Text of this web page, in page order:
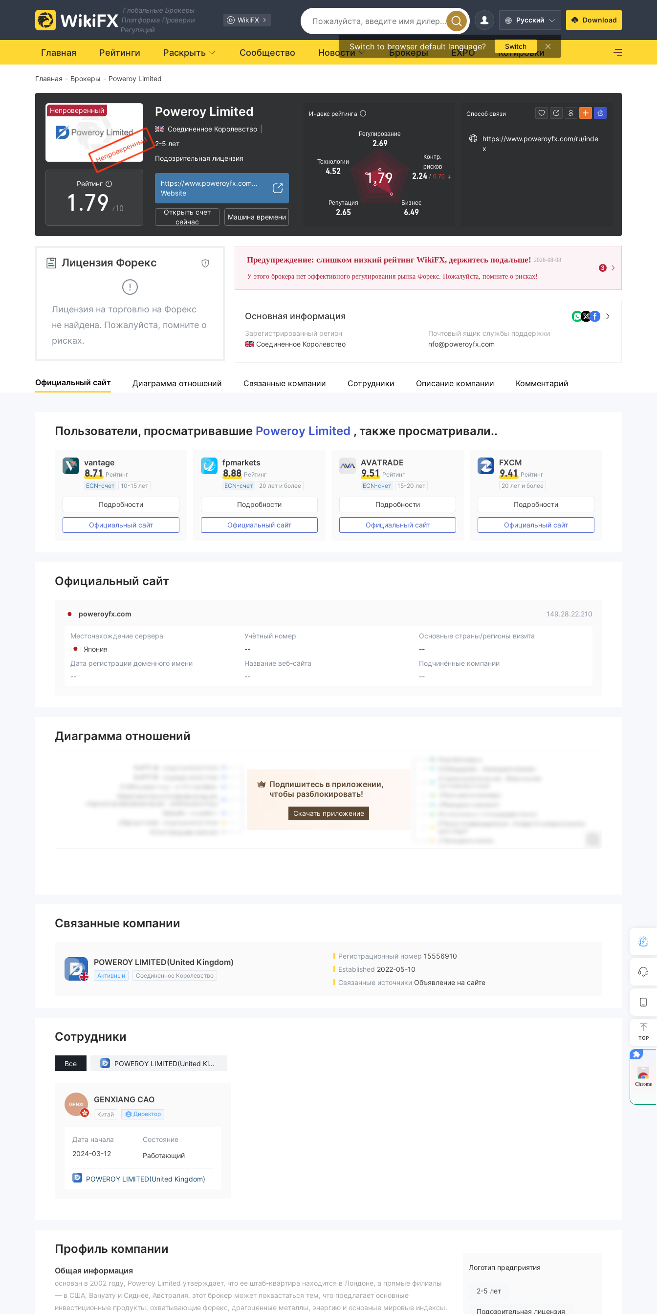
Глобальные Брокеры
Платформа Проверки
Регуляций
WikiFX Pусский
Switch to browser default language? Switch
Download
Главная Рейтинги Раскрыть Сообщество Новости Брокеры EXPO Котировки
Главная - Брокеры - Poweroy Limited
Непроверенный
Рейтинг
0
1
2
3
5
6
8
9
.
1
2
3
4
5
6
7
8
9
3
4
5
6
7
8
9 /10
Poweroy Limited
Соединенное Королевство
2-5 лет
Подозрительная лицензия
Высокие потенциальные риски
https://www.poweroyfx.com/ru/index
Website
Открыть счет
сейчас
Машина времени
Индекс рейтинга
Регулирование
2.69
Технологии
4.52
Репутация
2.65
Бизнес
6.49
Контр.
рисков
2.24 / 0.70
1.79
Способ связи
https://www.poweroyfx.com/ru/inde
x
Лицензия Форекс
Лицензия на торговлю на Форекс
не найдена. Пожалуйста, помните о
рисках.
Предупреждение: слишком низкий рейтинг WikiFX, держитесь подальше! 2026-08-08
У этого брокера нет эффективного регулирования рынка Форекс. Пожалуйста, помните о рисках!
3
Основная информация
Зарегистрированный регион
Соединенное Королевство
Компания
Почтовый ящик службы поддержки
nfo@poweroyfx.com
Официальный сайт Диаграмма отношений Связанные компании Сотрудники Описание компании Комментарий
Пользователи, просматривавшие Poweroy Limited , также просматривали..
vantage
8.71 Рейтинг
ECN-счет
10-15 лет
Регулирование в Австралия
Маркет-Мейкинг (MM)
Основной стандарт MT4
Подробности
Официальный сайт
fpmarkets
8.88 Рейтинг
ECN-счет
20 лет и более
Регулирование в Австралия
Маркет-Мейкинг (MM)
Основной стандарт MT4
Подробности
Официальный сайт
AVATRADE
9.51 Рейтинг
ECN-счет
15-20 лет
Регулирование в Австралия
Маркет-Мейкинг (MM)
Основной стандарт MT4
Подробности
Официальный сайт
FXCM
9.41 Рейтинг
20 лет и более
Регулирование в Австралия
Маркет-Мейкинг (MM)
Основной стандарт MT4
Подробности
Официальный сайт
Официальный сайт
poweroyfx.com 149.28.22.210
Местонахождение сервера
Япония
Учётный номер
--
Основные страны/регионы визита
--
Дата регистрации доменного имени
--
Название веб-сайта
--
Подчинённые компании
--
Диаграмма отношений
Подпишитесь в приложении,
чтобы разблокировать!
Скачать приложение
Poweroy
Limited
Связанные компании
POWEROY LIMITED(United Kingdom)
Активный Соединенное Королевство
Регистрационный номер 15556910
Established 2022-05-10
Связанные источники Объявление на сайте
Сотрудники
Все
POWEROY LIMITED(United King
GENXIANG CAO
Китай Директор
Дата начала
2024-03-12
Состояние
Работающий
POWEROY LIMITED(United Kingdom)
Профиль компании
Общая информация
основан в 2002 году, Poweroy Limited утверждает, что ее штаб-квартира находится в Лондоне, а прямые филиалы
— в США, Вануату и Сиднее, Австралия. этот брокер может похвастаться тем, что предлагает основные
инвестиционные продукты, охватывающие форекс, драгоценные металлы, энергию и основные мировые индексы.
Логотип предприятия
2-5 лет
Подозрительная лицензия
TOP
Chrome